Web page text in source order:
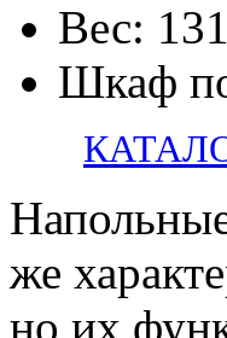
Вес:
Шкаф
же
но их